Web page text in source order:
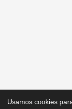
Usamos cookies